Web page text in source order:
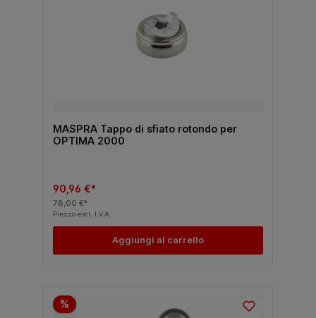
MASPRA Tappo di sfiato rotondo per
OPTIMA 2000
90,96 €*
78,00 €*
Prezzo escl. I.V.A.
Aggiungi al carrello
%